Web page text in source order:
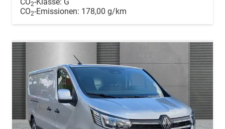
2
CO2-Emissionen: 178,00 g/km